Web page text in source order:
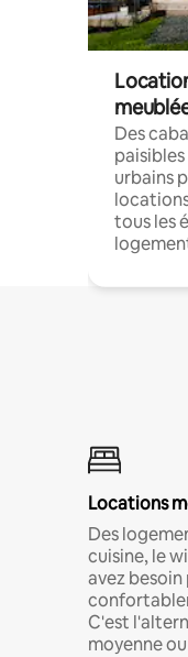
Des
urbains
tous les
Locations
Des
cuisine, le
avez
C'est
moyenne